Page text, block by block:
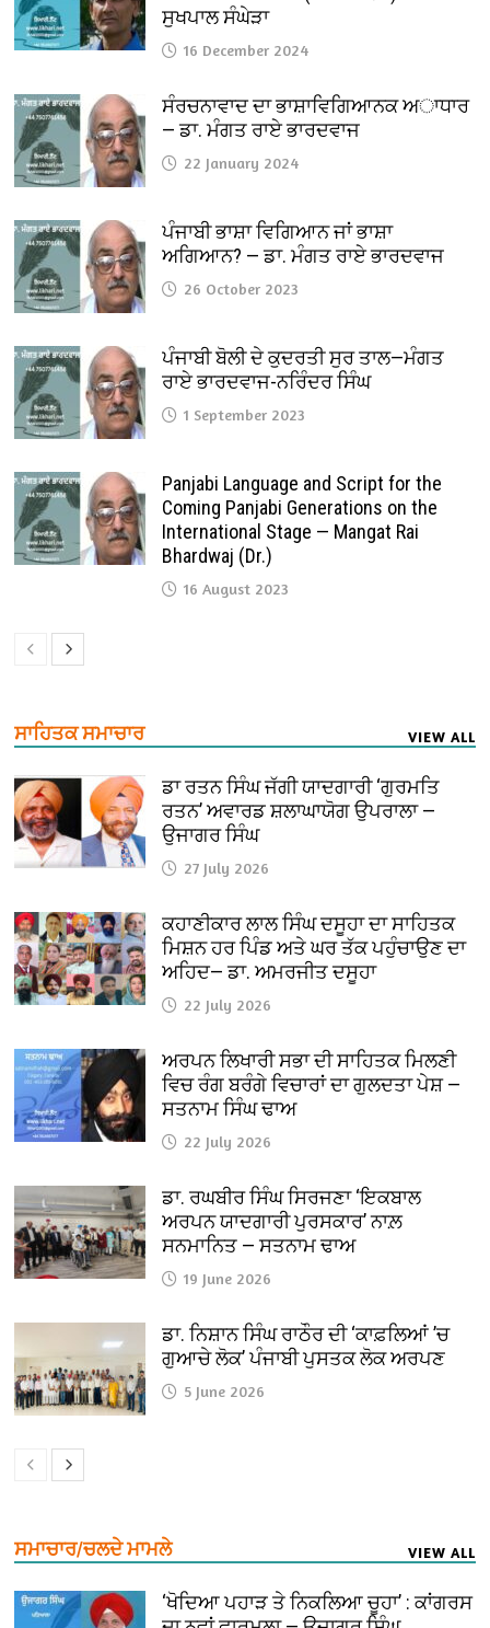
ਸੁਖਪਾਲ ਸੰਘੇੜਾ
16 December 2024
ਸੰਰਚਨਾਵਾਦ ਦਾ ਭਾਸ਼ਾਵਿਗਿਆਨਕ ਅਾਧਾਰ
— ਡਾ. ਮੰਗਤ ਰਾਏ ਭਾਰਦਵਾਜ
22 January 2024
ਪੰਜਾਬੀ ਭਾਸ਼ਾ ਵਿਗਿਆਨ ਜਾਂ ਭਾਸ਼ਾ
ਅਗਿਆਨ? — ਡਾ. ਮੰਗਤ ਰਾਏ ਭਾਰਦਵਾਜ
26 October 2023
ਪੰਜਾਬੀ ਬੋਲੀ ਦੇ ਕੁਦਰਤੀ ਸੁਰ ਤਾਲ—ਮੰਗਤ
ਰਾਏ ਭਾਰਦਵਾਜ-ਨਰਿੰਦਰ ਸਿੰਘ
1 September 2023
Panjabi Language and Script for the
Coming Panjabi Generations on the
International Stage — Mangat Rai
Bhardwaj (Dr.)
16 August 2023
ਸਾਹਿਤਕ ਸਮਾਚਾਰ VIEW ALL
ਡਾ ਰਤਨ ਸਿੰਘ ਜੱਗੀ ਯਾਦਗਾਰੀ ‘ਗੁਰਮਤਿ
ਰਤਨ’ ਅਵਾਰਡ ਸ਼ਲਾਘਾਯੋਗ ਉਪਰਾਲਾ —
ਉਜਾਗਰ ਸਿੰਘ
27 July 2026
ਕਹਾਣੀਕਾਰ ਲਾਲ ਸਿੰਘ ਦਸੂਹਾ ਦਾ ਸਾਹਿਤਕ
ਮਿਸ਼ਨ ਹਰ ਪਿੰਡ ਅਤੇ ਘਰ ਤੱਕ ਪਹੁੰਚਾਉਣ ਦਾ
ਅਹਿਦ— ਡਾ. ਅਮਰਜੀਤ ਦਸੂਹਾ
22 July 2026
ਅਰਪਨ ਲਿਖਾਰੀ ਸਭਾ ਦੀ ਸਾਹਿਤਕ ਮਿਲਣੀ
ਵਿਚ ਰੰਗ ਬਰੰਗੇ ਵਿਚਾਰਾਂ ਦਾ ਗੁਲਦਤਾ ਪੇਸ਼ —
ਸਤਨਾਮ ਸਿੰਘ ਢਾਅ
22 July 2026
ਡਾ. ਰਘਬੀਰ ਸਿੰਘ ਸਿਰਜਣਾ ‘ਇਕਬਾਲ
ਅਰਪਨ ਯਾਦਗਾਰੀ ਪੁਰਸਕਾਰ’ ਨਾਲ਼
ਸਨਮਾਨਿਤ — ਸਤਨਾਮ ਢਾਅ
19 June 2026
ਡਾ. ਨਿਸ਼ਾਨ ਸਿੰਘ ਰਾਠੌਰ ਦੀ ‘ਕਾਫ਼ਲਿਆਂ ’ਚ
ਗੁਆਚੇ ਲੋਕ’ ਪੰਜਾਬੀ ਪੁਸਤਕ ਲੋਕ ਅਰਪਣ
5 June 2026
ਸਮਾਚਾਰ/ਚਲਦੇ ਮਾਮਲੇ VIEW ALL
‘ਖੋਦਿਆ ਪਹਾੜ ਤੇ ਨਿਕਲਿਆ ਚੂਹਾ’ : ਕਾਂਗਰਸ